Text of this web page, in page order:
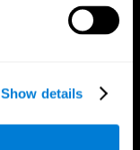
Show details